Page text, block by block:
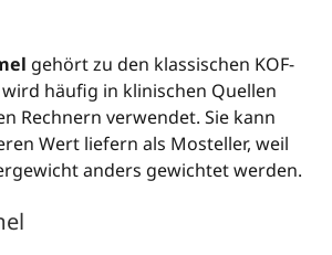
gehört zu den klassischen KOF-
wird häufig in klinischen Quellen
Rechnern verwendet. Sie kann
Wert liefern als Mosteller, weil
anders gewichtet werden.